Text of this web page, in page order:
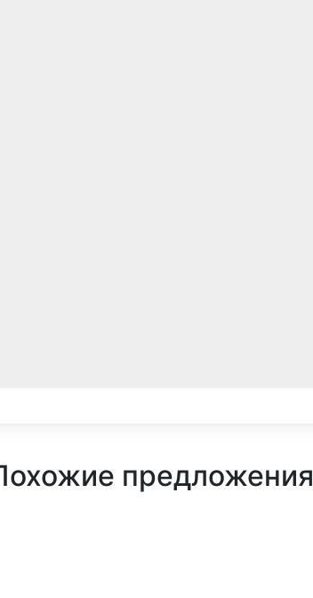
предложения